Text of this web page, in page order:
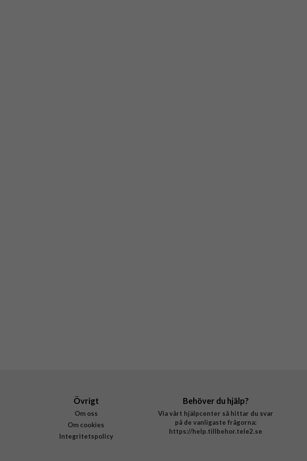
Övrigt
Om oss
Om cookies
Integritetspolicy
Behöver du hjälp?
Via vårt hjälpcenter så hittar du svar
på de vanligaste frågorna:
https://help.tillbehor.tele2.se